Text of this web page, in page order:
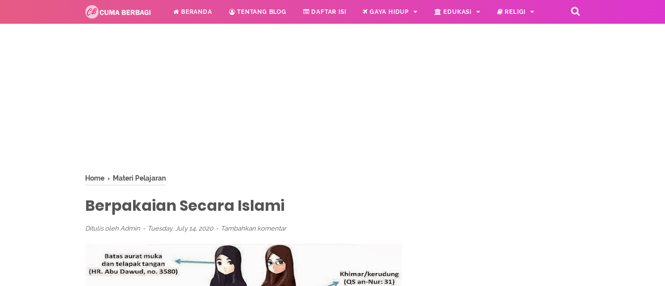
BERANDA TENTANG BLOG DAFTAR ISI GAYA HIDUP EDUKASI RELIGI
Home › Materi Pelajaran
Berpakaian Secara Islami
Ditulis oleh Admin Tuesday, July 14, 2020 Tambahkan komentar